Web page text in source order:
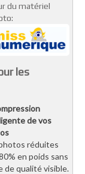
du matériel
les
de vos
réduites
en poids sans
de qualité visible.